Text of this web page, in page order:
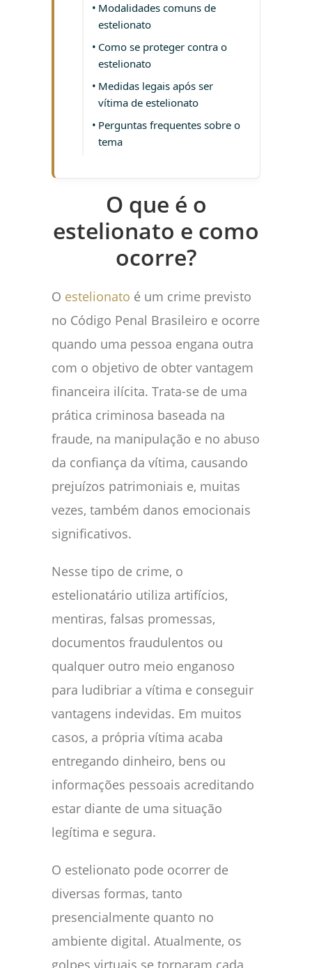
Modalidades comuns de
estelionato
Como se proteger contra o
estelionato
Medidas legais após ser
vítima de estelionato
Perguntas frequentes sobre o
tema
O que é o
estelionato e como
ocorre?
O estelionato é um crime previsto
no Código Penal Brasileiro e ocorre
quando uma pessoa engana outra
com o objetivo de obter vantagem
financeira ilícita. Trata-se de uma
prática criminosa baseada na
fraude, na manipulação e no abuso
da confiança da vítima, causando
prejuízos patrimoniais e, muitas
vezes, também danos emocionais
significativos.
Nesse tipo de crime, o
estelionatário utiliza artifícios,
mentiras, falsas promessas,
documentos fraudulentos ou
qualquer outro meio enganoso
para ludibriar a vítima e conseguir
vantagens indevidas. Em muitos
casos, a própria vítima acaba
entregando dinheiro, bens ou
informações pessoais acreditando
estar diante de uma situação
legítima e segura.
O estelionato pode ocorrer de
diversas formas, tanto
presencialmente quanto no
ambiente digital. Atualmente, os
golpes virtuais se tornaram cada